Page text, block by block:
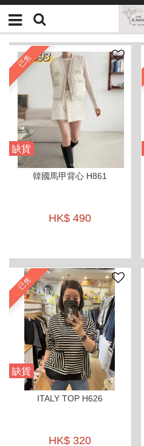
已售
缺貨
韓國馬甲背心 H861
HK$ 490
已售
缺貨
ITALY TOP H626
HK$ 320